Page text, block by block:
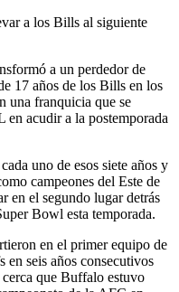
a los Bills al siguiente
a un perdedor de
17 años de los Bills en los
una franquicia que se
acudir a la postemporada
uno de esos siete años y
campeones del Este de
en el segundo lugar detrás
Bowl esta temporada.
en el primer equipo de
seis años consecutivos
que Buffalo estuvo